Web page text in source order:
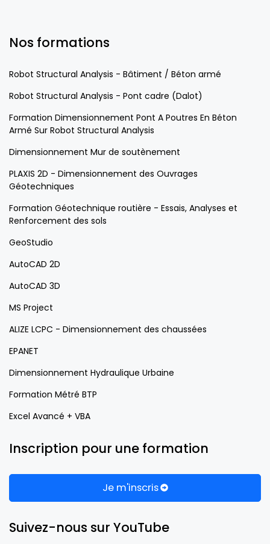
Nos formations
Robot Structural Analysis - Bâtiment / Béton armé
Robot Structural Analysis - Pont cadre (Dalot)
Formation Dimensionnement Pont A Poutres En Béton
Armé Sur Robot Structural Analysis
Dimensionnement Mur de soutènement
PLAXIS 2D - Dimensionnement des Ouvrages
Géotechniques
Formation Géotechnique routière - Essais, Analyses et
Renforcement des sols
GeoStudio
AutoCAD 2D
AutoCAD 3D
MS Project
ALIZE LCPC - Dimensionnement des chaussées
EPANET
Dimensionnement Hydraulique Urbaine
Formation Métré BTP
Excel Avancé + VBA
Inscription pour une formation
Je m'inscris
Suivez-nous sur YouTube